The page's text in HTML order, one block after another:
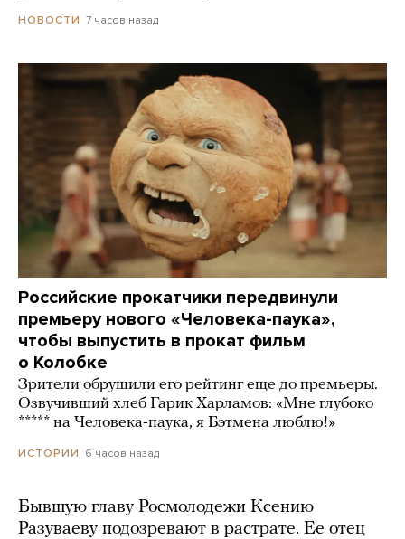
НОВОСТИ 7 часов назад
Российские прокатчики передвинули
премьеру нового «Человека-паука»,
чтобы выпустить в прокат фильм
о Колобке
Зрители обрушили его рейтинг еще до премьеры.
Озвучивший хлеб Гарик Харламов: «Мне глубоко
***** на Человека-паука, я Бэтмена люблю!»
ИСТОРИИ 6 часов назад
Бывшую главу Росмолодежи Ксению
Разуваеву подозревают в растрате. Ее отец